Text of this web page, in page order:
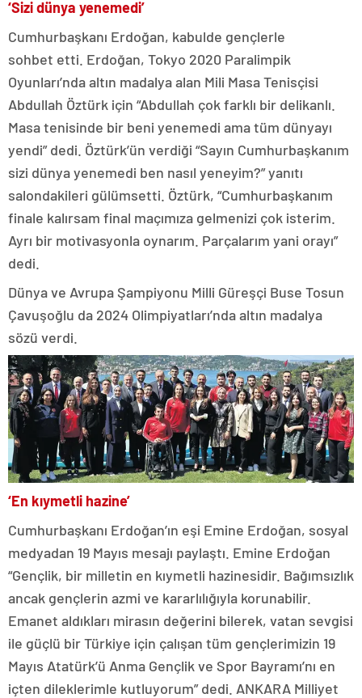
‘Sizi dünya yenemedi’
Cumhurbaşkanı Erdoğan, kabulde gençlerle
sohbet etti. Erdoğan, Tokyo 2020 Paralimpik
Oyunları’nda altın madalya alan Mili Masa Tenisçisi
Abdullah Öztürk için “Abdullah çok farklı bir delikanlı.
Masa tenisinde bir beni yenemedi ama tüm dünyayı
yendi” dedi. Öztürk’ün verdiği “Sayın Cumhurbaşkanım
sizi dünya yenemedi ben nasıl yeneyim?” yanıtı
salondakileri gülümsetti. Öztürk, “Cumhurbaşkanım
finale kalırsam final maçımıza gelmenizi çok isterim.
Ayrı bir motivasyonla oynarım. Parçalarım yani orayı”
dedi.
Dünya ve Avrupa Şampiyonu Milli Güreşçi Buse Tosun
Çavuşoğlu da 2024 Olimpiyatları’nda altın madalya
sözü verdi.
‘En kıymetli hazine’
Cumhurbaşkanı Erdoğan’ın eşi Emine Erdoğan, sosyal
medyadan 19 Mayıs mesajı paylaştı. Emine Erdoğan
“Gençlik, bir milletin en kıymetli hazinesidir. Bağımsızlık
ancak gençlerin azmi ve kararlılığıyla korunabilir.
Emanet aldıkları mirasın değerini bilerek, vatan sevgisi
ile güçlü bir Türkiye için çalışan tüm gençlerimizin 19
Mayıs Atatürk’ü Anma Gençlik ve Spor Bayramı’nı en
içten dileklerimle kutluyorum” dedi. ANKARA Milliyet